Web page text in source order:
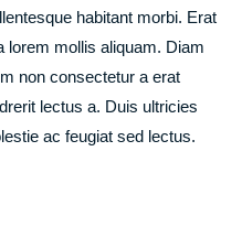
habitant morbi. Erat
lorem mollis aliquam. Diam
non consectetur a erat
lectus a. Duis ultricies
ac feugiat sed lectus.